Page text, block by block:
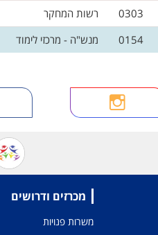
0303 רשות המחקר
0154 מנש"ה - מרכזי לימוד
מכרזים ודרושים
משרות פנויות